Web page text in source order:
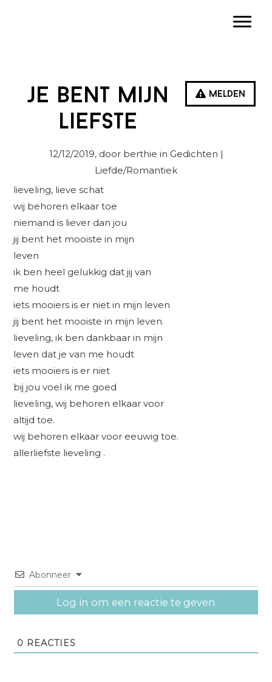
Melden
je bent mijn
liefste
12/12/2019, door berthie in Gedichten |
Liefde/Romantiek
lieveling, lieve schat
wij behoren elkaar toe
niemand is liever dan jou
jij bent het mooiste in mijn
leven
ik ben heel gelukkig dat jij van
me houdt
iets mooiers is er niet in mijn leven
jij bent het mooiste in mijn leven.
lieveling, ik ben dankbaar in mijn
leven dat je van me houdt
iets mooiers is er niet
bij jou voel ik me goed
lieveling, wij behoren elkaar voor
altijd toe.
wij behoren elkaar voor eeuwig toe.
allerliefste lieveling .
Abonneer
Log in om een reactie te geven
0 REACTIES